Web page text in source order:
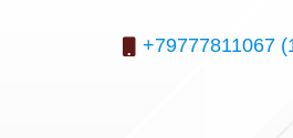
+79777811067